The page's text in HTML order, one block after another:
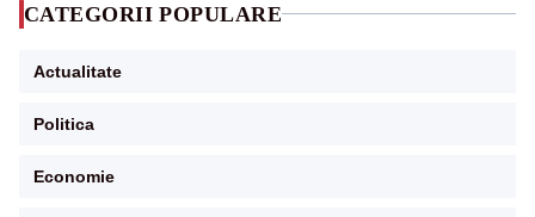
CATEGORII POPULARE
Actualitate
Politica
Economie